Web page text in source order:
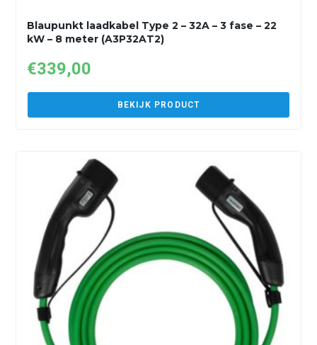
Blaupunkt laadkabel Type 2 – 32A – 3 fase – 22
kW – 8 meter (A3P32AT2)
€339,00
BEKIJK PRODUCT